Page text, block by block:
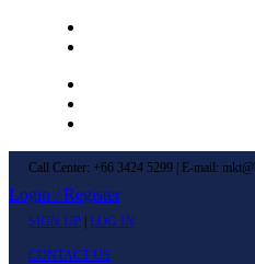
Call Center: +66 3424 5299 | E-mail:
Login / Register
SIGN UP LOG IN
CONTACT US